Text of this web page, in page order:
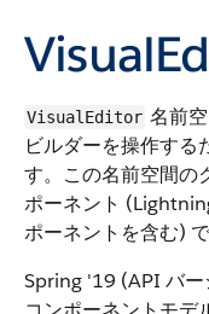
VisualEditor 名前
ビルダーを操作する
す。この名前空間の
ポーネント
ポーネントを含む) で
Spring '19 (API バ